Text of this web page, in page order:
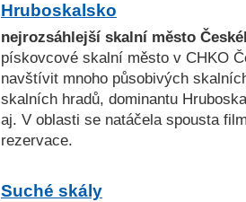
Hruboskalsko
nejrozsáhlejší skalní město
pískovcové skalní město v CHKO
navštívit mnoho působivých
skalních hradů, dominantu
aj. V oblasti se natáčela spousta
rezervace.
Suché skály